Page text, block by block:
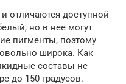
отличаются доступной
но в нее могут
пигменты, поэтому
широка. Как
составы не
до 150 градусов.